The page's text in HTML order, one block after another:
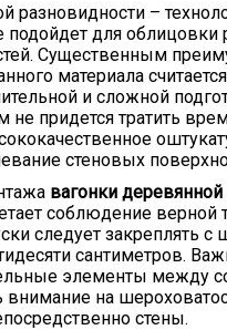
разновидности –
подойдет для облицовки
Существенным
материала
и сложной
не придется тратить
стеновых
вагонки деревянной
соблюдение верной
следует закреплять с
сантиметров.
элементы между
внимание на
стены.